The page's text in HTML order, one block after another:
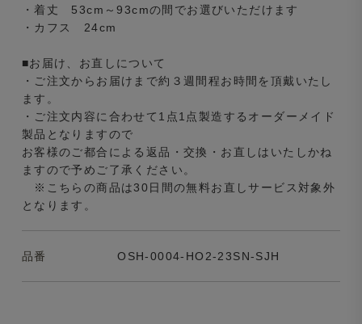
・着丈 53cm～93cmの間でお選びいただけます
・カフス 24cm
■お届け、お直しについて
・ご注文からお届けまで約３週間程お時間を頂戴いたし
ます。
・ご注文内容に合わせて1点1点製造するオーダーメイド
製品となりますので
お客様のご都合による返品・交換・お直しはいたしかね
ますので予めご了承ください。
※こちらの商品は30日間の無料お直しサービス対象外
となります。
品番 OSH-0004-HO2-23SN-SJH